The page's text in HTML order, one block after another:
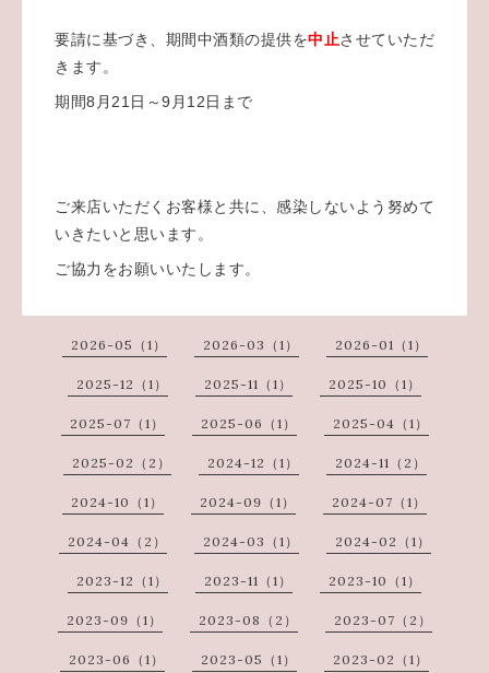
要請に基づき、期間中酒類の提供を中止させていただ
きます。
期間8月21日～9月12日まで
ご来店いただくお客様と共に、感染しないよう努めて
いきたいと思います。
ご協力をお願いいたします。
2026-05（1） 2026-03（1） 2026-01（1）
2025-12（1） 2025-11（1） 2025-10（1）
2025-07（1） 2025-06（1） 2025-04（1）
2025-02（2） 2024-12（1） 2024-11（2）
2024-10（1） 2024-09（1） 2024-07（1）
2024-04（2） 2024-03（1） 2024-02（1）
2023-12（1） 2023-11（1） 2023-10（1）
2023-09（1） 2023-08（2） 2023-07（2）
2023-06（1） 2023-05（1） 2023-02（1）